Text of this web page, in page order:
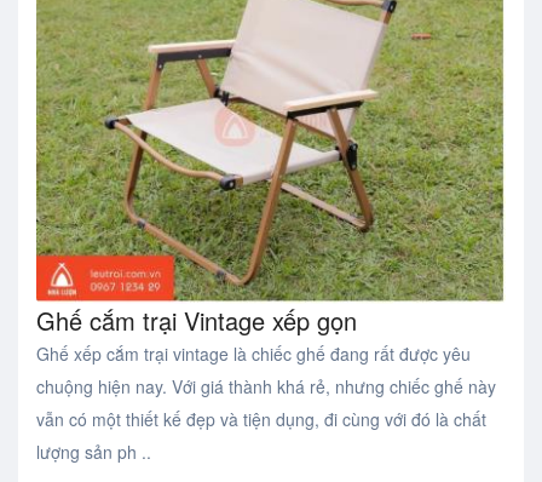
Ghế cắm trại Vintage xếp gọn
Ghế xếp cắm trại vintage là chiếc ghế đang rất được yêu
chuộng hiện nay. Với giá thành khá rẻ, nhưng chiếc ghế này
vẫn có một thiết kế đẹp và tiện dụng, đi cùng với đó là chất
lượng sản ph ..